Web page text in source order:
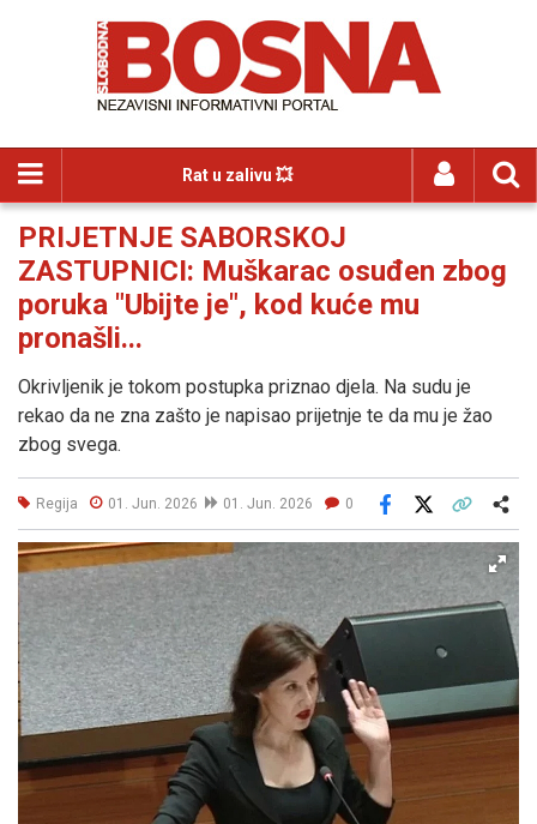
Rat u zalivu 💥
PRIJETNJE SABORSKOJ
ZASTUPNICI: Muškarac osuđen zbog
poruka "Ubijte je", kod kuće mu
pronašli...
Okrivljenik je tokom postupka priznao djela. Na sudu je
rekao da ne zna zašto je napisao prijetnje te da mu je žao
zbog svega.
Regija 01. Jun. 2026 01. Jun. 2026 0
Facebook